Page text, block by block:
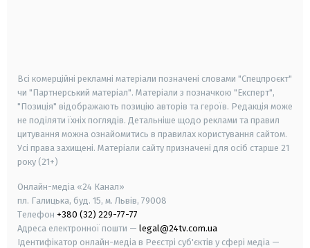
Всі комерційні рекламні матеріали позначені словами "Спецпроєкт"
чи "Партнерський матеріал". Матеріали з позначкою "Експерт",
"Позиція" відображають позицію авторів та героїв. Редакція може
не поділяти їхніх поглядів. Детальніше щодо реклами та правил
цитування можна ознайомитись в правилах користування сайтом.
Усі права захищені. Матеріали сайту призначені для осіб старше 21
року (21+)
Онлайн-медіа «24 Канал»
пл. Галицька, буд. 15, м. Львів, 79008
Телефон +380 (32) 229-77-77
Адреса електронної пошти — legal@24tv.com.ua
Ідентифікатор онлайн-медіа в Реєстрі суб'єктів у сфері медіа —